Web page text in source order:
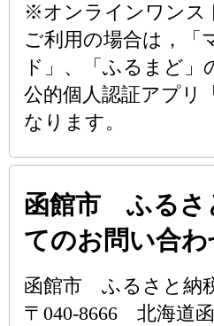
※オンラインワンス
ご利用の場合は，「
ド」、「ふるまど」
公的個人認証アプリ
なります。
函館市 ふるさ
てのお問い合わ
函館市 ふるさと納
〒040-8666 北海道